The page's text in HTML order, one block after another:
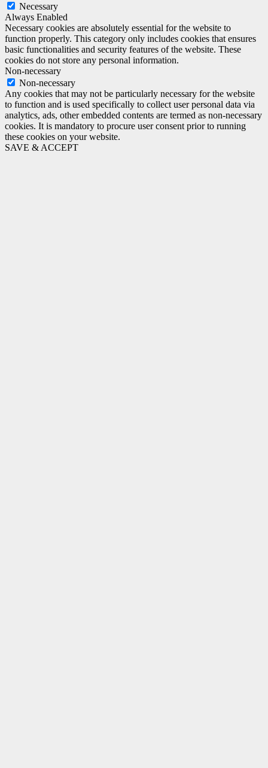
Necessary
Always Enabled
Necessary cookies are absolutely essential for the website to
function properly. This category only includes cookies that ensures
basic functionalities and security features of the website. These
cookies do not store any personal information.
Non-necessary
Non-necessary
Any cookies that may not be particularly necessary for the website
to function and is used specifically to collect user personal data via
analytics, ads, other embedded contents are termed as non-necessary
cookies. It is mandatory to procure user consent prior to running
these cookies on your website.
SAVE & ACCEPT